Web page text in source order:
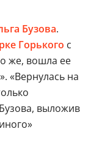
Бузова.
Горького с
же, вошла ее
«Вернулась на
выложив